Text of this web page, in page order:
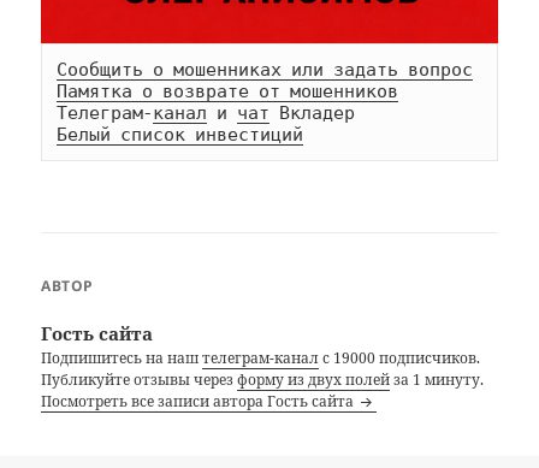
Сообщить о мошенниках или задать вопрос
Памятка о возврате от мошенников
Телеграм-канал и чат
Белый список инвестиций
АВТОР
Гость сайта
Подпишитесь на наштелеграм-каналс 19000 подписчиков.
Публикуйте отзывы черезформу из двух полейза 1 минуту.
Посмотреть все записи автора Гость сайта